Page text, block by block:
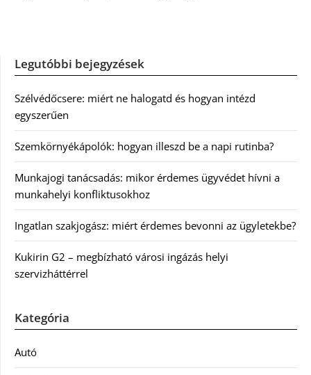
Legutóbbi bejegyzések
Szélvédőcsere: miért ne halogatd és hogyan intézd
egyszerűen
Szemkörnyékápolók: hogyan illeszd be a napi rutinba?
Munkajogi tanácsadás: mikor érdemes ügyvédet hívni a
munkahelyi konfliktusokhoz
Ingatlan szakjogász: miért érdemes bevonni az ügyletekbe?
Kukirin G2 – megbízható városi ingázás helyi
szervizháttérrel
Kategória
Autó